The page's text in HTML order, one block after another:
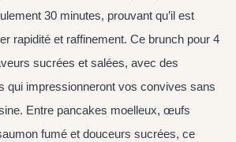
30 minutes, prouvant qu’il est
rapidité et raffinement. Ce brunch pour 4
sucrées et salées, avec des
qui impressionneront vos convives sans
Entre pancakes moelleux, œufs
fumé et douceurs sucrées, ce